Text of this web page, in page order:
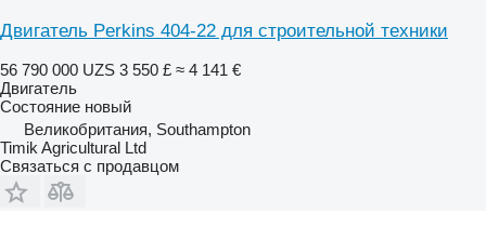
Двигатель Perkins 404-22 для строительной техники
56 790 000 UZS 3 550 £ ≈ 4 141 €
Двигатель
Состояние новый
Великобритания, Southampton
Timik Agricultural Ltd
Связаться с продавцом